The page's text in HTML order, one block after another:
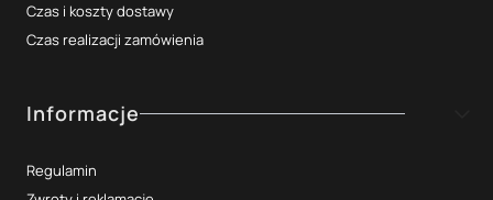
Czas i koszty dostawy
Czas realizacji zamówienia
Informacje
Regulamin